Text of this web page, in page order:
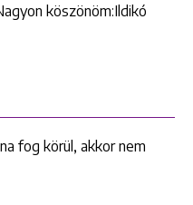
köszönöm:Ildikó
fog körül, akkor nem